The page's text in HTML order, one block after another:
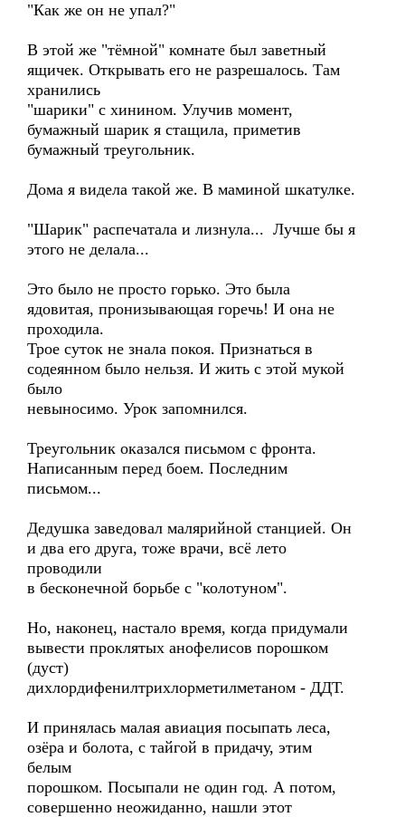
"Как же он не упал?"
В этой же "тёмной" комнате был заветный
ящичек. Открывать его не разрешалось. Там
хранились
"шарики" с хинином. Улучив момент,
бумажный шарик я стащила, приметив
бумажный треугольник.
Дома я видела такой же. В маминой шкатулке.
"Шарик" распечатала и лизнула... Лучше бы я
этого не делала...
Это было не просто горько. Это была
ядовитая, пронизывающая горечь! И она не
проходила.
Трое суток не знала покоя. Признаться в
содеянном было нельзя. И жить с этой мукой
было
невыносимо. Урок запомнился.
Треугольник оказался письмом с фронта.
Написанным перед боем. Последним
письмом...
Дедушка заведовал малярийной станцией. Он
и два его друга, тоже врачи, всё лето
проводили
в бесконечной борьбе с "колотуном".
Но, наконец, настало время, когда придумали
вывести проклятых анофелисов порошком
(дуст)
дихлордифенилтрихлорметилметаном - ДДТ.
И принялась малая авиация посыпать леса,
озёра и болота, с тайгой в придачу, этим
белым
порошком. Посыпали не один год. А потом,
совершенно неожиданно, нашли этот